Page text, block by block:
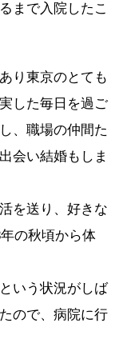
まで入院したこ
り東京のとても
した毎日を過ご
、職場の仲間た
会い結婚もしま
を送り、好きな
の秋頃から体
いう状況がしば
ので、病院に行